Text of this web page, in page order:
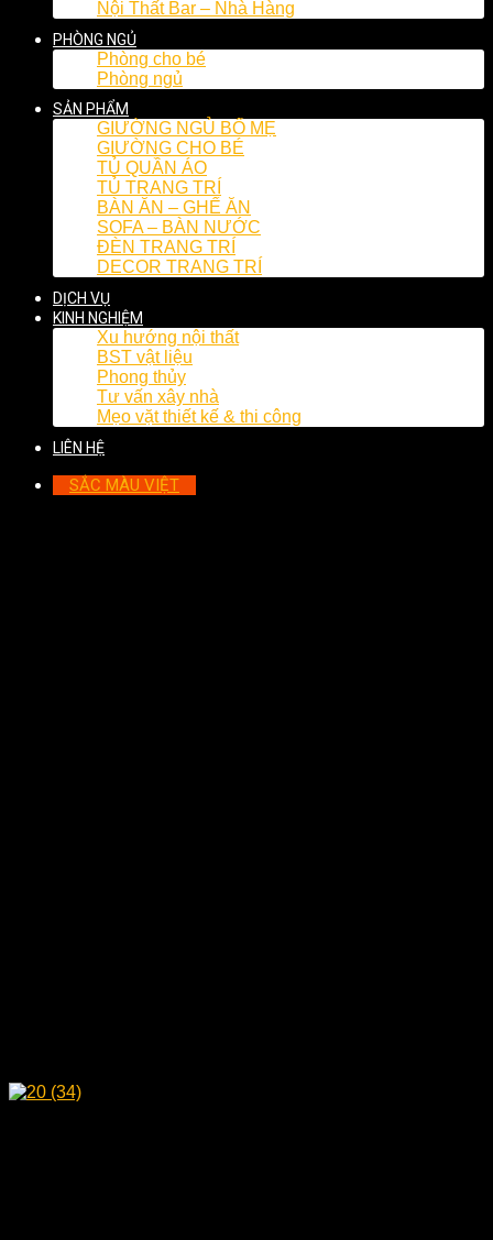
Nội Thất Bar – Nhà Hàng
PHÒNG NGỦ
Phòng cho bé
Phòng ngủ
SẢN PHẨM
GIƯỜNG NGỦ BỐ MẸ
GIƯỜNG CHO BÉ
TỦ QUẦN ÁO
TỦ TRANG TRÍ
BÀN ĂN – GHẾ ĂN
SOFA – BÀN NƯỚC
ĐÈN TRANG TRÍ
DECOR TRANG TRÍ
DỊCH VỤ
KINH NGHIỆM
Xu hướng nội thất
BST vật liệu
Phong thủy
Tư vấn xây nhà
Mẹo vặt thiết kế & thi công
LIÊN HỆ
SẮC MÀU VIỆT